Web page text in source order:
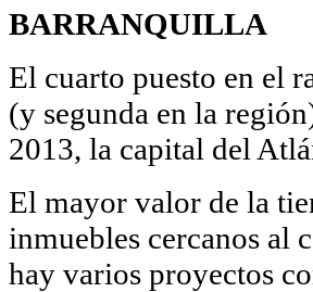
BARRANQUILLA
El cuarto puesto en el
(y segunda en la
2013, la capital del
El mayor valor de la
inmuebles cercanos al
hay varios proyectos